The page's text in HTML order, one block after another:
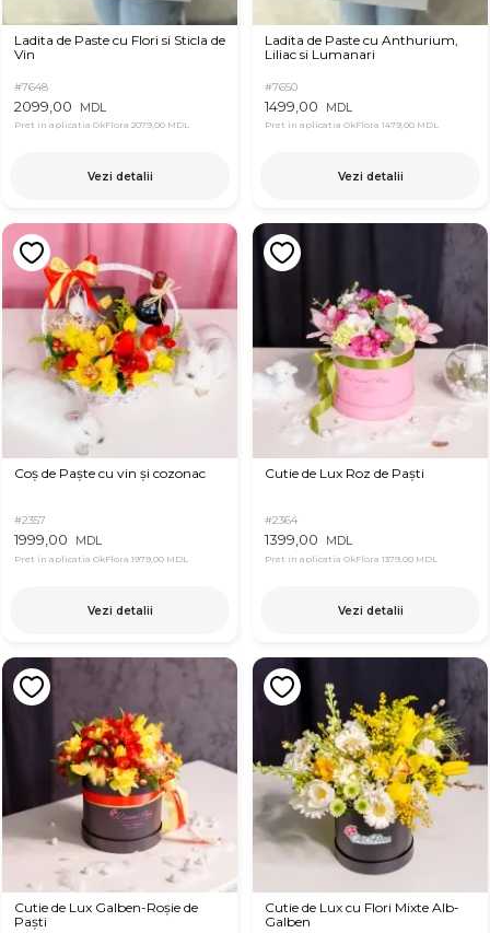
Ladita de Paste cu Flori si Sticla de
Vin
#7648
2099,00 MDL
Pret in aplicatia OkFlora 2079,00 MDL
Vezi detalii
Ladita de Paste cu Anthurium,
Liliac si Lumanari
#7650
1499,00 MDL
Pret in aplicatia OkFlora 1479,00 MDL
Vezi detalii
Coș de Paște cu vin și cozonac
#2357
1999,00 MDL
Pret in aplicatia OkFlora 1979,00 MDL
Vezi detalii
Cutie de Lux Roz de Paști
#2364
1399,00 MDL
Pret in aplicatia OkFlora 1379,00 MDL
Vezi detalii
Cutie de Lux Galben-Roșie de
Paști
Cutie de Lux cu Flori Mixte Alb-
Galben